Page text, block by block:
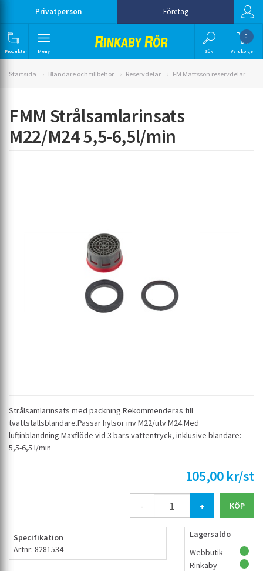
Privatperson Företag
Produkter Meny Sök
0
Varukorgen
Startsida Blandare och tillbehör Reservdelar FM Mattsson reservdelar
FMM Strålsamlarinsats
M22/M24 5,5-6,5l/min
Strålsamlarinsats med packning.Rekommenderas till
tvättställsblandare.Passar hylsor inv M22/utv M24.Med
luftinblandning.Maxflöde vid 3 bars vattentryck, inklusive blandare:
5,5-6,5 l/min
105,00 kr/st
- +
Specifikation
Artnr: 8281534
Lagersaldo
Webbutik
Rinkaby